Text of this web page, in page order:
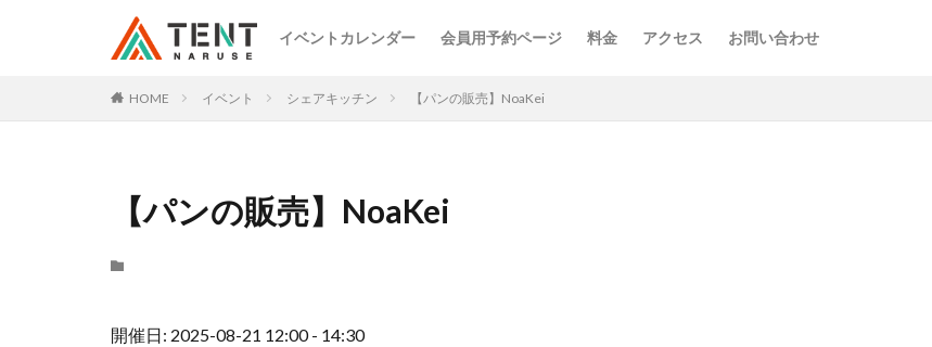
イベントカレンダー 会員用予約ページ 料金 アクセス お問い合わせ
HOME イベント シェアキッチン 【パンの販売】NoaKei
【パンの販売】NoaKei
開催日: 2025-08-21 12:00 - 14:30